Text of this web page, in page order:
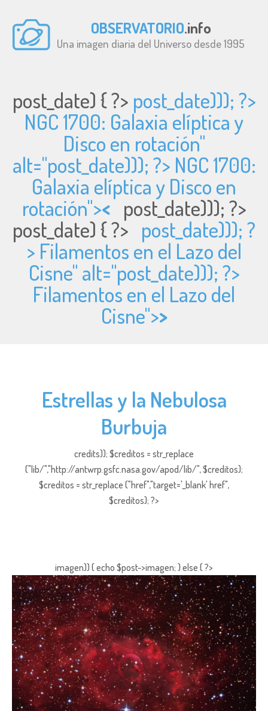
OBSERVATORIO.info
Una imagen diaria del Universo desde 1995
post_date) { ?> post_date))); ?>
NGC 1700: Galaxia elíptica y
Disco en rotación"
alt="post_date))); ?> NGC 1700:
Galaxia elíptica y Disco en
rotación">< post_date))); ?>
post_date) { ?> post_date))); ?
> Filamentos en el Lazo del
Cisne" alt="post_date))); ?>
Filamentos en el Lazo del
Cisne">>
Estrellas y la Nebulosa
Burbuja
credits)); $creditos = str_replace
("lib/","http://antwrp.gsfc.nasa.gov/apod/lib/", $creditos);
$creditos = str_replace ("href","target='_blank' href",
$creditos); ?>
imagen)) { echo $post->imagen; } else { ?>